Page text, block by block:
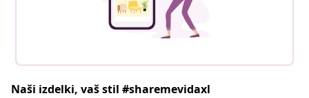
Naši izdelki, vaš stil #sharemevidaxl